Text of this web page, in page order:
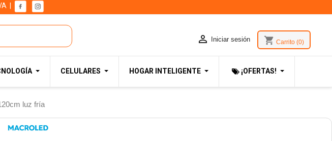
 Iniciar sesión shopping_cart Carrito (0)
CELULARES HOGAR INTELIGENTE ¡OFERTAS!
luz fría